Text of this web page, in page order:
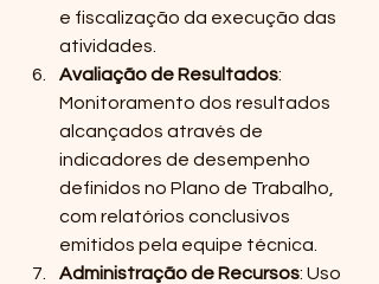
e fiscalização da execução das
atividades.
Avaliação de Resultados:
Monitoramento dos resultados
alcançados através de
indicadores de desempenho
definidos no Plano de Trabalho,
com relatórios conclusivos
emitidos pela equipe técnica.
Administração de Recursos: Uso